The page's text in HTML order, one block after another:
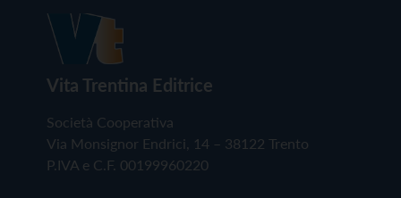
Vita Trentina Editrice
Società Cooperativa
Via Monsignor Endrici, 14 – 38122 Trento
P.IVA e C.F. 00199960220